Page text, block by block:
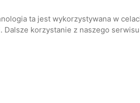
ta jest wykorzystywana w
korzystanie z naszego